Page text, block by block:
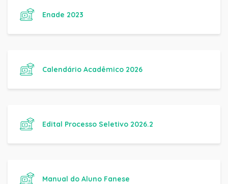
Enade 2023
Calendário Acadêmico 2026
Edital Processo Seletivo 2026.2
Manual do Aluno Fanese